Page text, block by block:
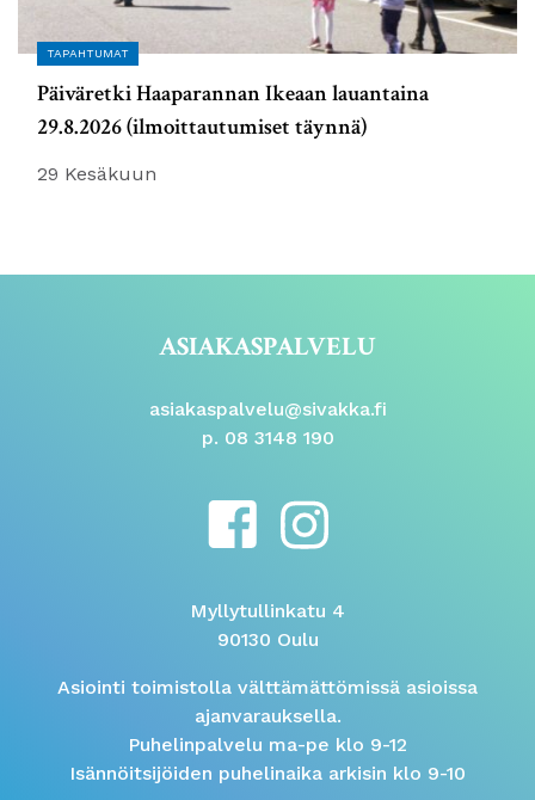
TAPAHTUMAT
Päiväretki Haaparannan Ikeaan lauantaina
29.8.2026 (ilmoittautumiset täynnä)
29 Kesäkuun
ASIAKASPALVELU
asiakaspalvelu@sivakka.fi
p. 08 3148 190
Myllytullinkatu 4
90130 Oulu
Asiointi toimistolla välttämättömissä asioissa
ajanvarauksella.
Puhelinpalvelu ma-pe klo 9-12
Isännöitsijöiden puhelinaika arkisin klo 9-10